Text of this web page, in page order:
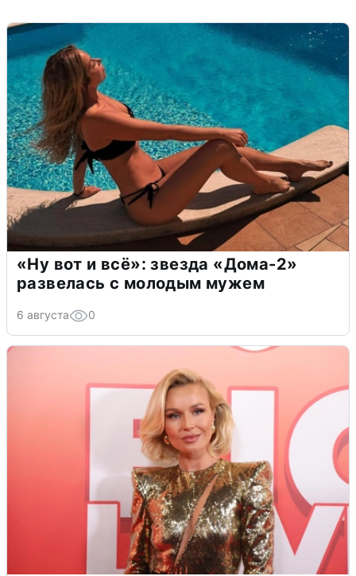
«Ну вот и всё»: звезда «Дома-2»
развелась с молодым мужем
6 августа 0